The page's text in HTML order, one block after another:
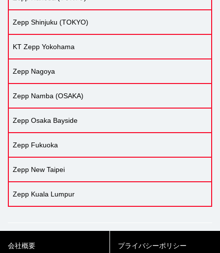
Zepp Shinjuku (TOKYO)
KT Zepp Yokohama
Zepp Nagoya
Zepp Namba (OSAKA)
Zepp Osaka Bayside
Zepp Fukuoka
Zepp New Taipei
Zepp Kuala Lumpur
会社概要 プライバシーポリシー